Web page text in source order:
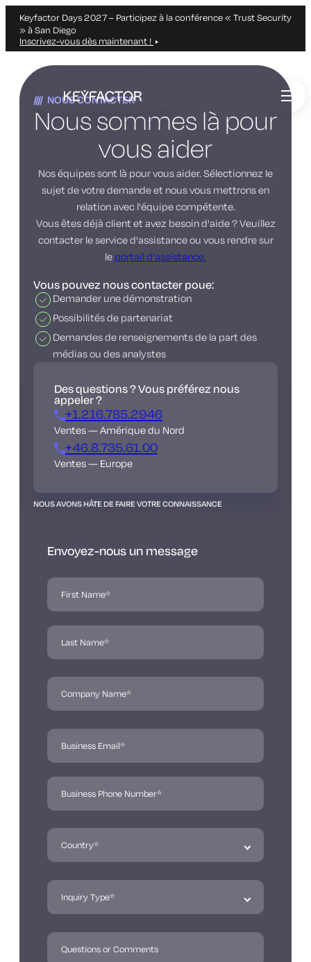
Keyfactor Days 2027 – Participez à la conférence « Trust Security
» à San Diego
Inscrivez-vous dès maintenant !
Aller
au
contenu
principal
NOUS CONTACTER
Nous sommes là pour
vous aider
Nos équipes sont là pour vous aider. Sélectionnez le
sujet de votre demande et nous vous mettrons en
relation avec l'équipe compétente.
Vous êtes déjà client et avez besoin d'aide ? Veuillez
contacter le service d'assistance ou vous rendre sur
le portail d'assistance.
Vous pouvez nous contacter poue:
Demander une démonstration
Possibilités de partenariat
Demandes de renseignements de la part des
médias ou des analystes
Des questions ? Vous préférez nous
appeler ?
+1.216.785.2946
Ventes — Amérique du Nord
+46.8.735.61.00
Ventes — Europe
NOUS AVONS HÂTE DE FAIRE VOTRE CONNAISSANCE
Envoyez-nous un message